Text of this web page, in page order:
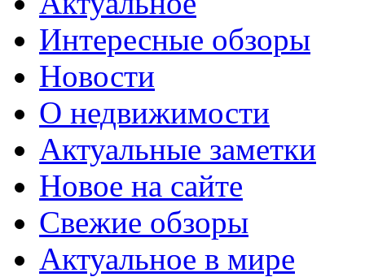
Интересные обзоры
Новости
О недвижимости
Актуальные заметки
Новое на сайте
Свежие обзоры
Актуальное в мире